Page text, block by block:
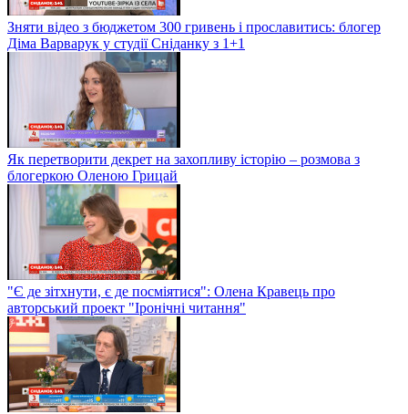
Зняти відео з бюджетом 300 гривень і прославитись: блогер
Діма Варварук у студії Сніданку з 1+1
Як перетворити декрет на захопливу історію – розмова з
блогеркою Оленою Грицай
"Є де зітхнути, є де посміятися": Олена Кравець про
авторський проект "Іронічні читання"